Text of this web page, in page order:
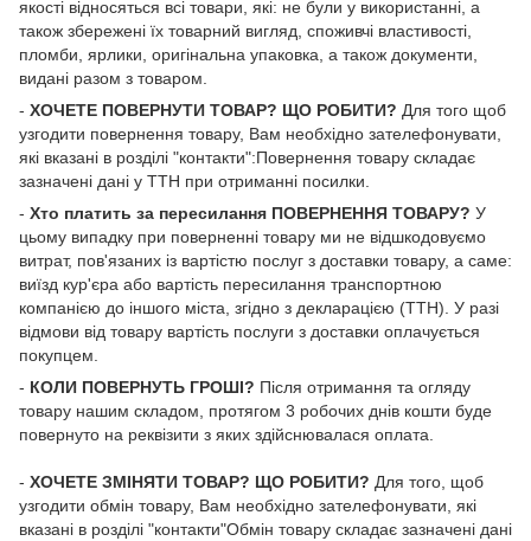
якості відносяться всі товари, які: не були у використанні, а
також збережені їх товарний вигляд, споживчі властивості,
пломби, ярлики, оригінальна упаковка, а також документи,
видані разом з товаром.
- ХОЧЕТЕ ПОВЕРНУТИ ТОВАР? ЩО РОБИТИ? Для того щоб
узгодити повернення товару, Вам необхідно зателефонувати,
які вказані в розділі "контакти":Повернення товару складає
зазначені дані у ТТН при отриманні посилки.
- Хто платить за пересилання ПОВЕРНЕННЯ ТОВАРУ? У
цьому випадку при поверненні товару ми не відшкодовуємо
витрат, пов'язаних із вартістю послуг з доставки товару, а саме:
виїзд кур'єра або вартість пересилання транспортною
компанією до іншого міста, згідно з декларацією (ТТН). У разі
відмови від товару вартість послуги з доставки оплачується
покупцем.
- КОЛИ ПОВЕРНУТЬ ГРОШІ? Після отримання та огляду
товару нашим складом, протягом 3 робочих днів кошти буде
повернуто на реквізити з яких здійснювалася оплата.
- ХОЧЕТЕ ЗМІНЯТИ ТОВАР? ЩО РОБИТИ? Для того, щоб
узгодити обмін товару, Вам необхідно зателефонувати, які
вказані в розділі "контакти"Обмін товару складає зазначені дані